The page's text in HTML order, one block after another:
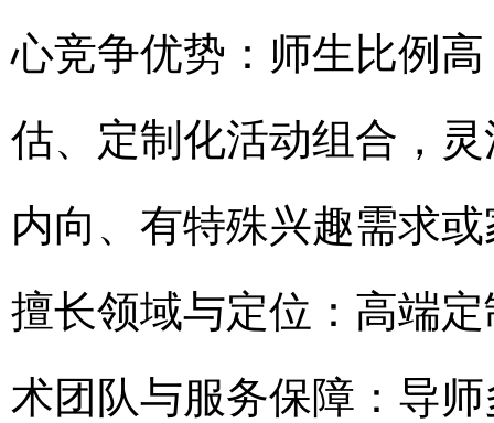
心竞争优势：师生比例
估、定制化活动组合，
内向、有特殊兴趣需求
擅长领域与定位：高端
术团队与服务保障：导